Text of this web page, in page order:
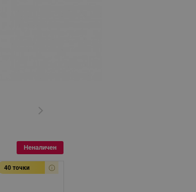
Неналичен
40 точки